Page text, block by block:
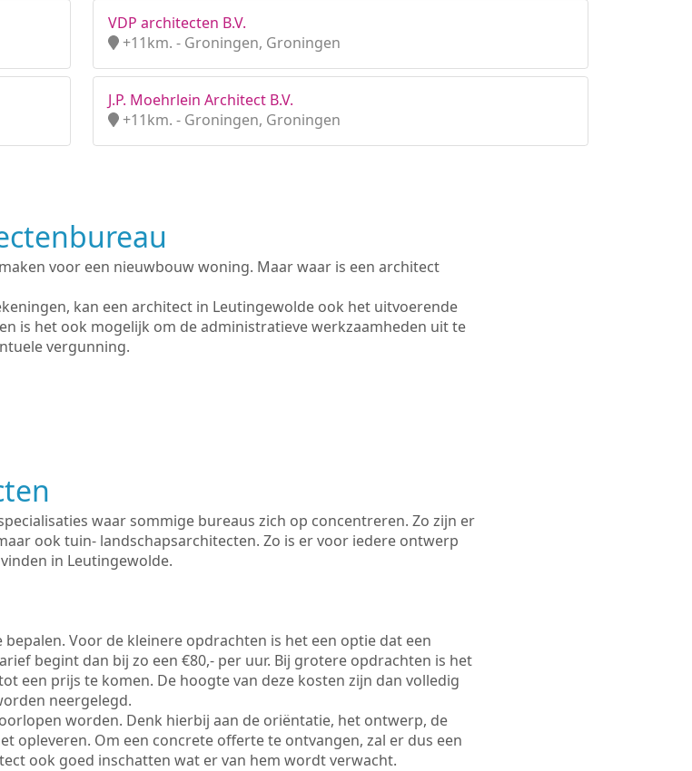
VDP architecten B.V.
+11km. - Groningen, Groningen
J.P. Moehrlein Architect B.V.
+11km. - Groningen, Groningen
voor een nieuwbouw woning. Maar waar is een architect
kan een architect in Leutingewolde ook het uitvoerende
is het ook mogelijk om de administratieve werkzaamheden uit te
vergunning.
waar sommige bureaus zich op concentreren. Zo zijn er
ook tuin- landschapsarchitecten. Zo is er voor iedere ontwerp
in Leutingewolde.
Voor de kleinere opdrachten is het een optie dat een
begint dan bij zo een €80,- per uur. Bij grotere opdrachten is het
een prijs te komen. De hoogte van deze kosten zijn dan volledig
neergelegd.
worden. Denk hierbij aan de oriëntatie, het ontwerp, de
opleveren. Om een concrete offerte te ontvangen, zal er dus een
ook goed inschatten wat er van hem wordt verwacht.